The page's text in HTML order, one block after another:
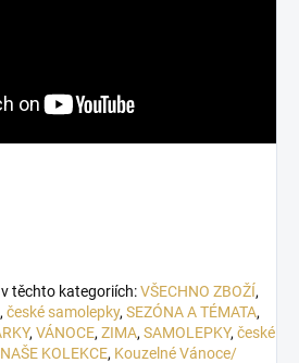
těchto kategoriích:VŠECHNO ZBOŽÍ,
, české samolepky, SEZÓNA A TÉMATA,
, VÁNOCE, ZIMA, SAMOLEPKY, české
NAŠE KOLEKCE, Kouzelné Vánoce/